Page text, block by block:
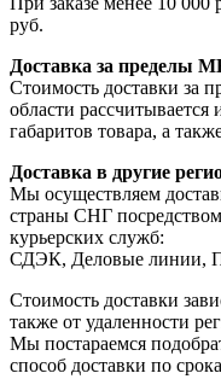
руб.
Доставка за пределы
Стоимость доставки за
области рассчитывается
габаритов товара, а
Доставка в другие
Мы осуществляем
страны СНГ
курьерских служб:
СДЭК, Деловые линии,
Стоимость доставки
также от удаленности
Мы постараемся
способ доставки по